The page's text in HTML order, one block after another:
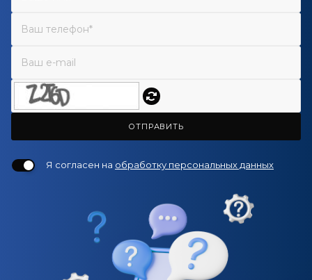
ОТПРАВИТЬ
Я согласен на обработку персональных данных